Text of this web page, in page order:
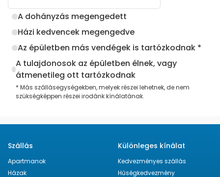
A dohányzás megengedett
Házi kedvencek megengedve
Az épületben más vendégek is tartózkodnak *
A tulajdonosok az épületben élnek, vagy
átmenetileg ott tartózkodnak
* Más szállásegységekben, melyek részei lehetnek, de nem
szükségképpen részei irodánk kínálatának.
Szállás
Apartmanok
Házak
Különleges kínálat
Kedvezményes szállás
Hűségkedvezmény